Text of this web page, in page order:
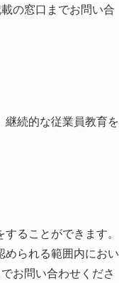
の窓口までお問い合
続的な従業員教育を
ることができます。
られる範囲内におい
お問い合わせくださ